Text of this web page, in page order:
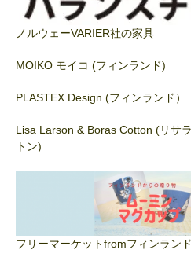
ノルウェーVARIER社の家具
MOIKO モイコ (フィンランド)
PLASTEX Design (フィンランド）
Lisa Larson & Boras Cotton (リサ
トン)
フリーマーケットfromフィンランド